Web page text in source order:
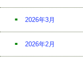
2026年3月
2026年2月